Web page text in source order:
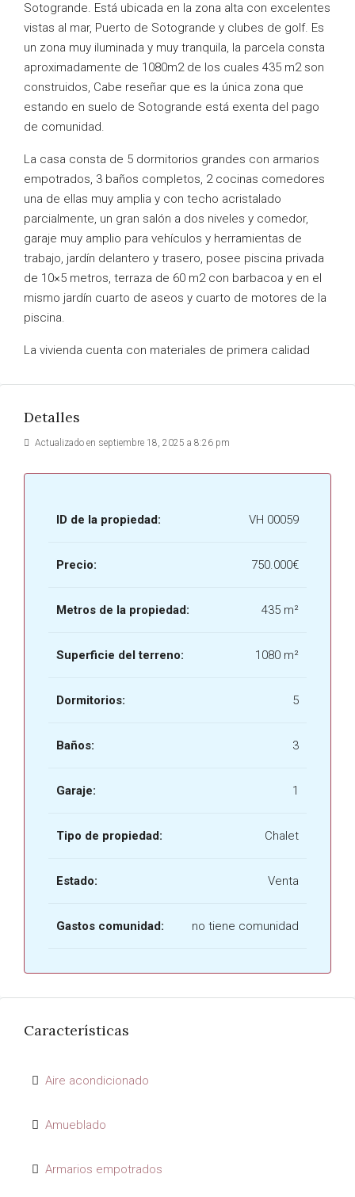
Sotogrande. Está ubicada en la zona alta con excelentes
vistas al mar, Puerto de Sotogrande y clubes de golf. Es
un zona muy iluminada y muy tranquila, la parcela consta
aproximadamente de 1080m2 de los cuales 435 m2 son
construidos, Cabe reseñar que es la única zona que
estando en suelo de Sotogrande está exenta del pago
de comunidad.
La casa consta de 5 dormitorios grandes con armarios
empotrados, 3 baños completos, 2 cocinas comedores
una de ellas muy amplia y con techo acristalado
parcialmente, un gran salón a dos niveles y comedor,
garaje muy amplio para vehículos y herramientas de
trabajo, jardín delantero y trasero, posee piscina privada
de 10×5 metros, terraza de 60 m2 con barbacoa y en el
mismo jardín cuarto de aseos y cuarto de motores de la
piscina.
La vivienda cuenta con materiales de primera calidad
Detalles
Actualizado en septiembre 18, 2025 a 8:26 pm
ID de la propiedad: VH 00059
Precio: 750.000€
Metros de la propiedad: 435 m²
Superficie del terreno: 1080 m²
Dormitorios: 5
Baños: 3
Garaje: 1
Tipo de propiedad: Chalet
Estado: Venta
Gastos comunidad: no tiene comunidad
Características
Aire acondicionado
Amueblado
Armarios empotrados